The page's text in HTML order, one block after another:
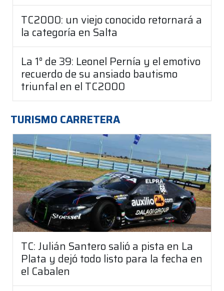
TC2000: un viejo conocido retornará a
la categoría en Salta
La 1° de 39: Leonel Pernía y el emotivo
recuerdo de su ansiado bautismo
triunfal en el TC2000
TURISMO CARRETERA
TC: Julián Santero salió a pista en La
Plata y dejó todo listo para la fecha en
el Cabalen